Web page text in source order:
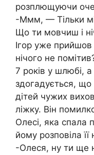
розплющуючи
-Ммм, — Тільки
Що ти мовчиш і
Ігор уже
нічого не
7 років у шлюбі,
здогадується,
дітей чужих
ліжку. Він
Олесі, яка спала
йому розповіла
-Олеся, ну ти ще